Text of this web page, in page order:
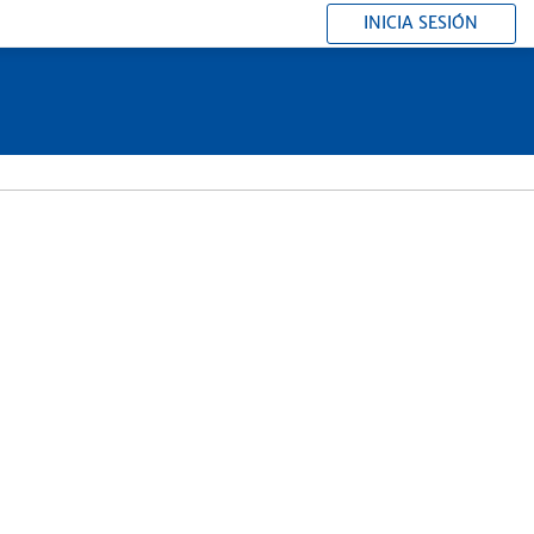
INICIA SESIÓN